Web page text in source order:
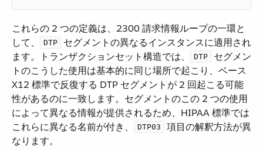
これらの 2 つの定義は、2300 請求情報ループの一環と
して、​
DTP
​ セグメントの異なるインスタンスに適用され
ます。トランザクションセット構造では、​
DTP
​ セグメン
トのこうした使用は基本的に同じ場所で起こり、ベース
X12 標準で反復する DTP セグメントが 2 回起こる可能
性があるのに一致します。セグメントのこの 2 つの使用
によって異なる情報が提供されるため、HIPAA 標準では
これらに異なる名前が付き、​
DTP03
​ 項目の解釈方法が異
なります。